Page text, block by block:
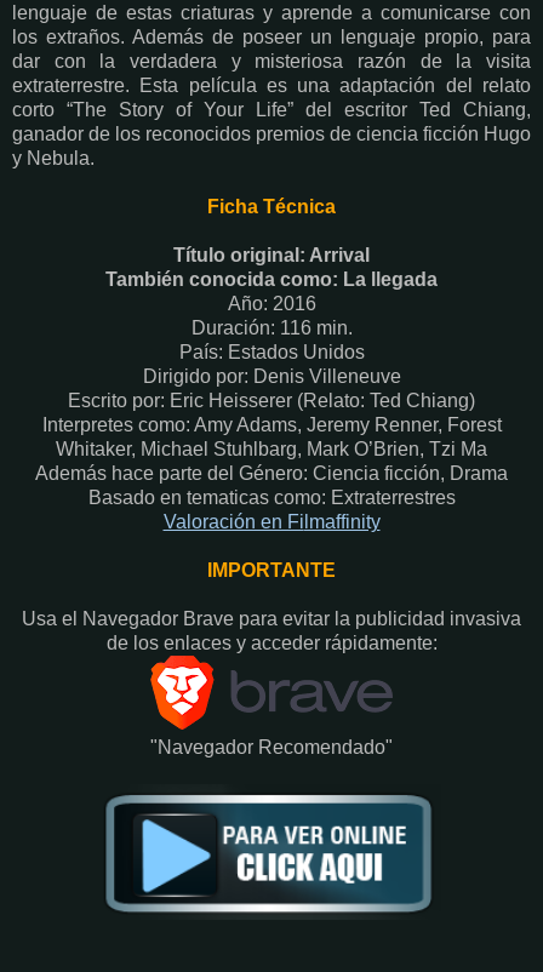
lenguaje de estas criaturas y aprende a comunicarse con
los extraños. Además de poseer un lenguaje propio, para
dar con la verdadera y misteriosa razón de la visita
extraterrestre. Esta película es una adaptación del relato
corto “The Story of Your Life” del escritor Ted Chiang,
ganador de los reconocidos premios de ciencia ficción Hugo
y Nebula.
Ficha Técnica
Título original: Arrival
También conocida como: La llegada
Año: 2016
Duración: 116 min.
País: Estados Unidos
Dirigido por: Denis Villeneuve
Escrito por: Eric Heisserer (Relato: Ted Chiang)
Interpretes como: Amy Adams, Jeremy Renner, Forest
Whitaker, Michael Stuhlbarg, Mark O’Brien, Tzi Ma
Además hace parte del Género: Ciencia ficción, Drama
Basado en tematicas como: Extraterrestres
Valoración en Fi lmaffinity
IMPORTANTE
Usa el Navegador Brave para evitar la publicidad invasiva
de los enlaces y acceder rápidamente:​
"Navegador Recomendado"